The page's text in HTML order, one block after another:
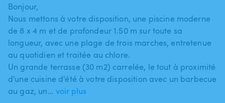
Bonjour​,​
Nous mettons à votre disposition​​​,​​​ une piscine moderne
de 8 x 4 ​m et de profondeur 1.50 m sur toute sa
longueur​​​,​​​ avec une plage de trois marches​​,​​ entretenue
au quotidien et traitée au chlore.
Un grande terrasse (30 m2) carrelée​​​,​​​ le tout à proximité
d'une cuisine d'été à votre disposition avec un barbecue
au gaz​,​ un… voir plus